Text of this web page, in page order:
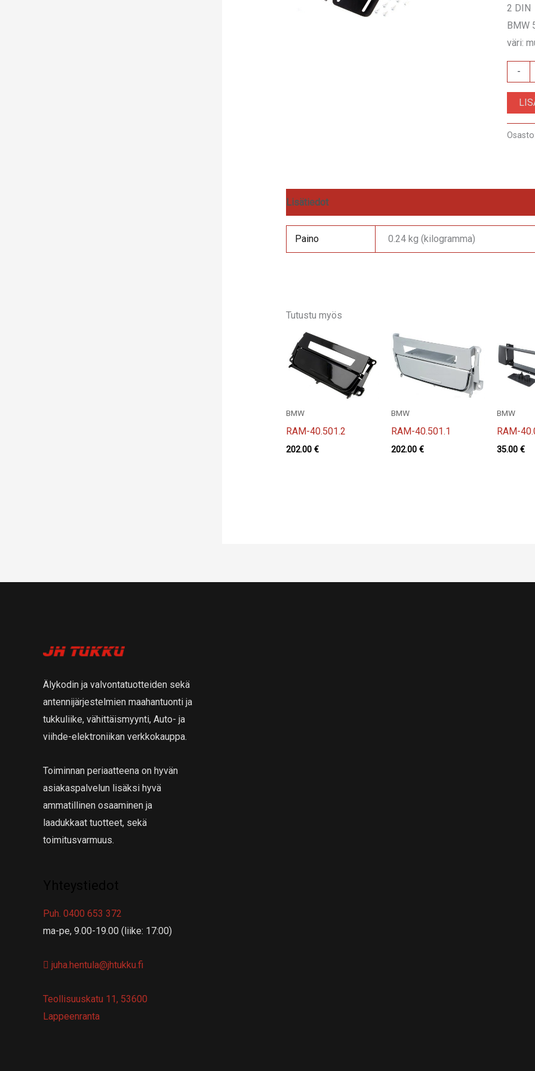
2 DIN
BMW
väri:
-
RAM-
40.044
määrä
Lisätiedot
Paino 0.24 kg (kilogramma)
Tutustu myös
BMW
RAM-40.501.2
202.00 €
BMW
RAM-40.501.1
202.00€
BMW
RAM-
35.00 €
Älykodin ja valvontatuotteiden sekä
antennijärjestelmien maahantuonti ja
tukkuliike, vähittäismyynti, Auto- ja
viihde-elektroniikan verkkokauppa.
Toiminnan periaatteena on hyvän
asiakaspalvelun lisäksi hyvä
ammatillinen osaaminen ja
laadukkaat tuotteet, sekä
toimitusvarmuus.
Puh. 0400 653 372
ma-pe, 9.00-19.00 (liike: 17:00)
juha.hentula@jhtukku.fi
Teollisuuskatu 11, 53600
Lappeenranta